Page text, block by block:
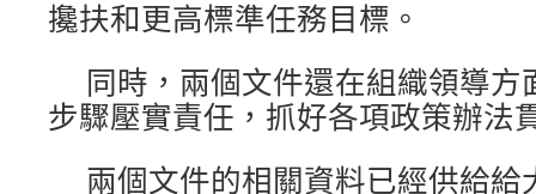
攙扶和更高標準任務目標。
同時，兩個文件還在組織領導
步驟壓實責任，抓好各項政策辦法
兩個文件的相關資料已經供給給